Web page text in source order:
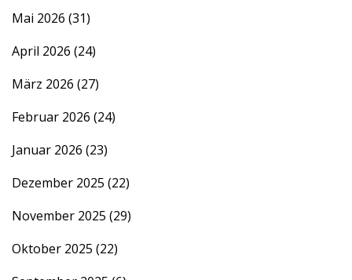
Mai 2026 (31)
April 2026 (24)
März 2026 (27)
Februar 2026 (24)
Januar 2026 (23)
Dezember 2025 (22)
November 2025 (29)
Oktober 2025 (22)